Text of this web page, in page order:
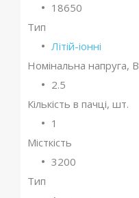
18650
Тип
Літій-іонні
Номінальна напруга, В
2.5
Кількість в пачці, шт.
1
Місткість
3200
Тип